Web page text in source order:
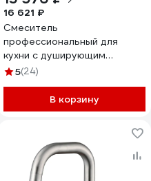
16 621 ₽
Смеситель
профессиональный для
кухни с душирующим
устройством Профсан
МОЦЩБА PSM-104-39
5(24)
В корзину